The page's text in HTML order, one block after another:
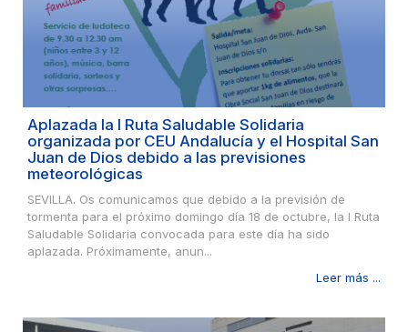
Aplazada la I Ruta Saludable Solidaria
organizada por CEU Andalucía y el Hospital San
Juan de Dios debido a las previsiones
meteorológicas
SEVILLA. Os comunicamos que debido a la previsión de
tormenta para el próximo domingo día 18 de octubre, la I Ruta
Saludable Solidaria convocada para este día ha sido
aplazada. Próximamente, anun...
Leer más ...